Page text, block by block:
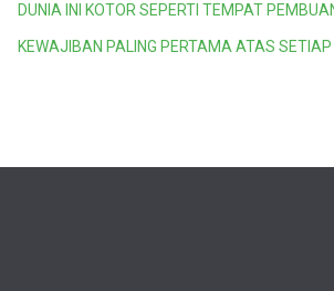
DUNIA INI KOTOR SEPERTI TEMPAT
KEWAJIBAN PALING PERTAMA ATAS